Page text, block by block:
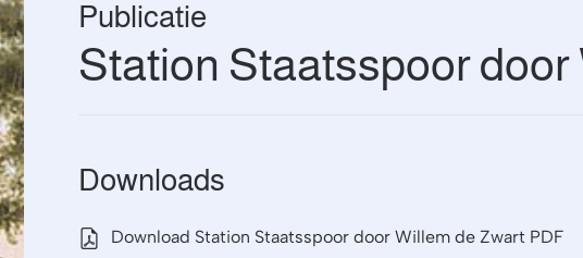
Publicatie
Station Staatsspoor door
Downloads
Download Station Staatsspoor door Willem de Zwart PDF